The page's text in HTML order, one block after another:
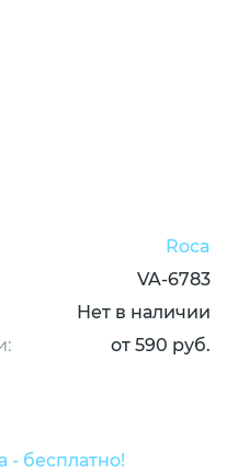
Roca
VA-6783
Нет в наличии
от 590 руб.
- бесплатно!